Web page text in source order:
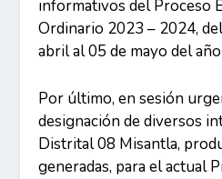
informativos del Proceso
Ordinario 2023 – 2024,
abril al 05 de mayo del
Por último, en sesión
designación de diversos
Distrital 08 Misantla,
generadas, para el actual